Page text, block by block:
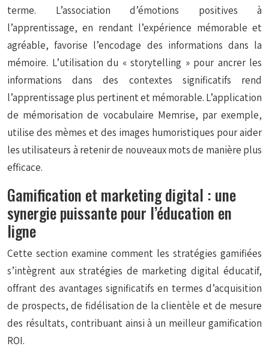
terme. L’association d’émotions positives à
l’apprentissage, en rendant l’expérience mémorable et
agréable, favorise l’encodage des informations dans la
mémoire. L’utilisation du « storytelling » pour ancrer les
informations dans des contextes significatifs rend
l’apprentissage plus pertinent et mémorable. L’application
de mémorisation de vocabulaire Memrise, par exemple,
utilise des mèmes et des images humoristiques pour aider
les utilisateurs à retenir de nouveaux mots de manière plus
efficace.
Gamification et marketing digital : une
synergie puissante pour l’éducation en
ligne
Cette section examine comment les stratégies gamifiées
s’intègrent aux stratégies de marketing digital éducatif,
offrant des avantages significatifs en termes d’acquisition
de prospects, de fidélisation de la clientèle et de mesure
des résultats, contribuant ainsi à un meilleur gamification
ROI.